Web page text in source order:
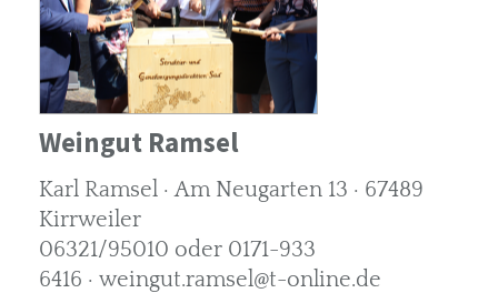
Weingut Ramsel
Karl Ramsel · Am Neugarten 13 · 67489
Kirrweiler
06321/95010 oder 0171-933
6416 · weingut.ramsel@t-online.de